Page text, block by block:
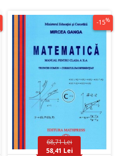
-15%
68,71 Lei
58,41 Lei